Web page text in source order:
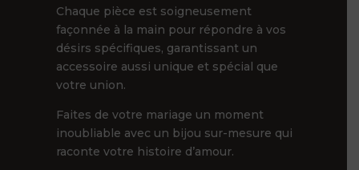
Chaque pièce est soigneusement
façonnée à la main pour répondre à vos
désirs spécifiques, garantissant un
accessoire aussi unique et spécial que
votre union.
Faites de votre mariage un moment
inoubliable avec un bijou sur-mesure qui
raconte votre histoire d’amour.